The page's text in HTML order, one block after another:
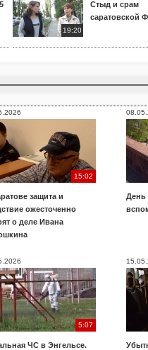
19:20
Стыд и срам
саратовской
15:02
защита и
ожесточенно
о деле Ивана
День
5:07
ЧС в Энгельсе.